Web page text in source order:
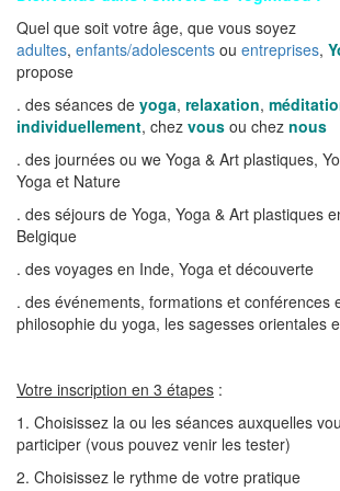
Quel que soit votre âge, que vous soyez
adultes, enfants/adolescents ou entreprises,
propose
. des séances de yoga, relaxation,
individuellement, chez vous ou chez nous
. des journées ou we Yoga & Art plastiques,
Yoga et Nature
. des séjours de Yoga, Yoga & Art plastiques
Belgique
. des voyages en Inde, Yoga et découverte
. des événements, formations et conférences
philosophie du yoga, les sagesses orientales
Votre inscription en 3 étapes :
1. Choisissez la ou les séances auxquelles
participer (vous pouvez venir les tester)
2. Choisissez le rythme de votre pratique